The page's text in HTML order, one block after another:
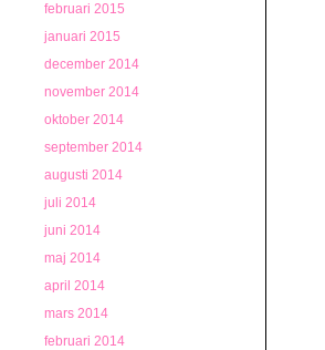
februari 2015
januari 2015
december 2014
november 2014
oktober 2014
september 2014
augusti 2014
juli 2014
juni 2014
maj 2014
april 2014
mars 2014
februari 2014